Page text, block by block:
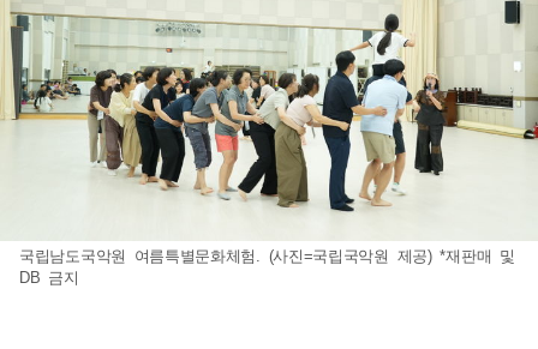
국립남도국악원 여름특별문화체험. (사진=국립국악원 제공) *재판매 및
DB 금지